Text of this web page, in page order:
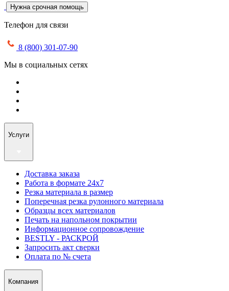
Нужна срочная помощь
Телефон для связи
8 (800) 301-07-90
Мы в социальных сетях
Услуги
Доставка заказа
Работа в формате 24х7
Резка материала в размер
Поперечная резка рулонного материала
Образцы всех материалов
Печать на напольном покрытии
Информационное сопровождение
BESTLY - РАСКРОЙ
Запросить акт сверки
Оплата по № счета
Компания